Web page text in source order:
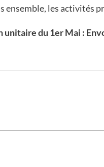
les activités
unitaire du 1er Mai :